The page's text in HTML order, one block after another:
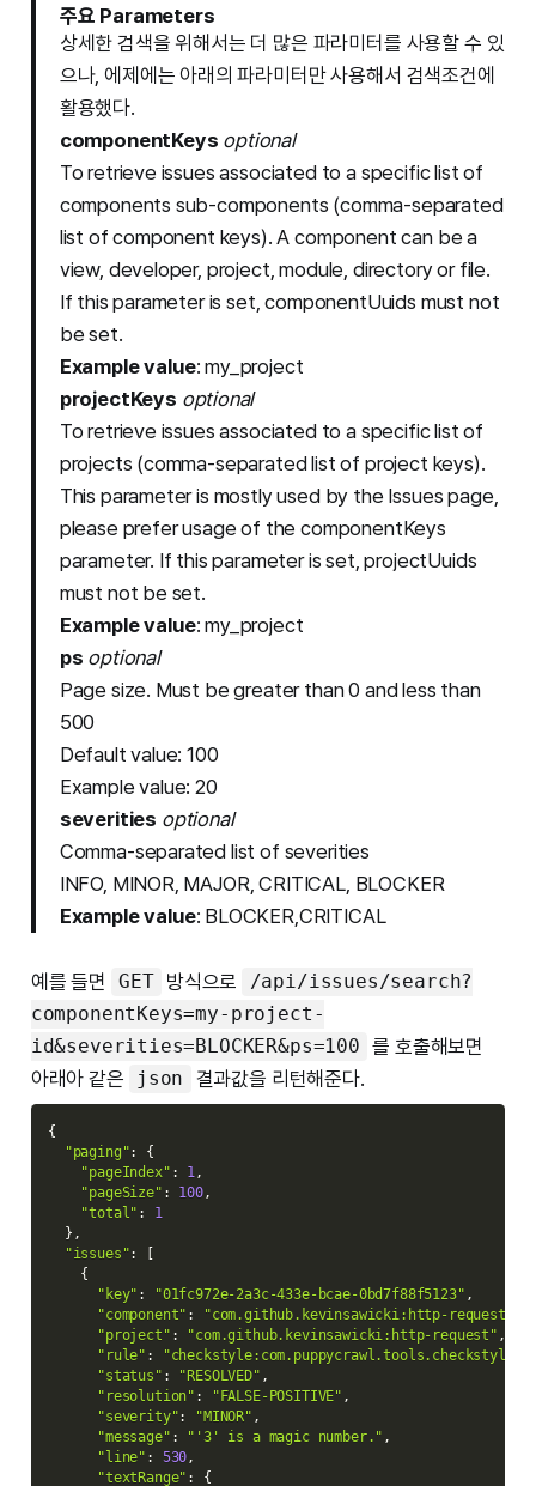
주요 Parameters
상세한 검색을 위해서는 더 많은 파라미터를 사용할 수 있
으나, 에제에는 아래의 파라미터만 사용해서 검색조건에
활용했다.
componentKeys optional
To retrieve issues associated to a specific list of
components sub-components (comma-separated
list of component keys). A component can be a
view, developer, project, module, directory or file.
If this parameter is set, componentUuids must not
be set.
Example value: my_project
projectKeys optional
To retrieve issues associated to a specific list of
projects (comma-separated list of project keys).
This parameter is mostly used by the Issues page,
please prefer usage of the componentKeys
parameter. If this parameter is set, projectUuids
must not be set.
Example value: my_project
ps optional
Page size. Must be greater than 0 and less than
500
Default value: 100
Example value: 20
severities optional
Comma-separated list of severities
INFO, MINOR, MAJOR, CRITICAL, BLOCKER
Example value: BLOCKER,CRITICAL
예를 들면 GET 방식으로
/api/issues/search?
componentKeys=my-project-
id&severities=BLOCKER&ps=100 를 호출해보면
아래아 같은
json 결과값을 리턴해준다.
{
"paging":
{
"pageIndex" : 1,
"pageSize" : 100,
"total" :
1
} ,
"issues":
{
"key" : "01fc972e-2a3c-433e-bcae-0bd7f88f5123" ,
"component" :
"com.github.kevinsawicki:http-
"project" : "com.github.kevinsawicki:http-request" ,
"rule" :
"status" : "RESOLVED" ,
"resolution" : "FALSE-POSITIVE" ,
"severity": "MINOR" ,
"message" : "'3' is a magic number." ,
"line" : 530,
"textRange" : {